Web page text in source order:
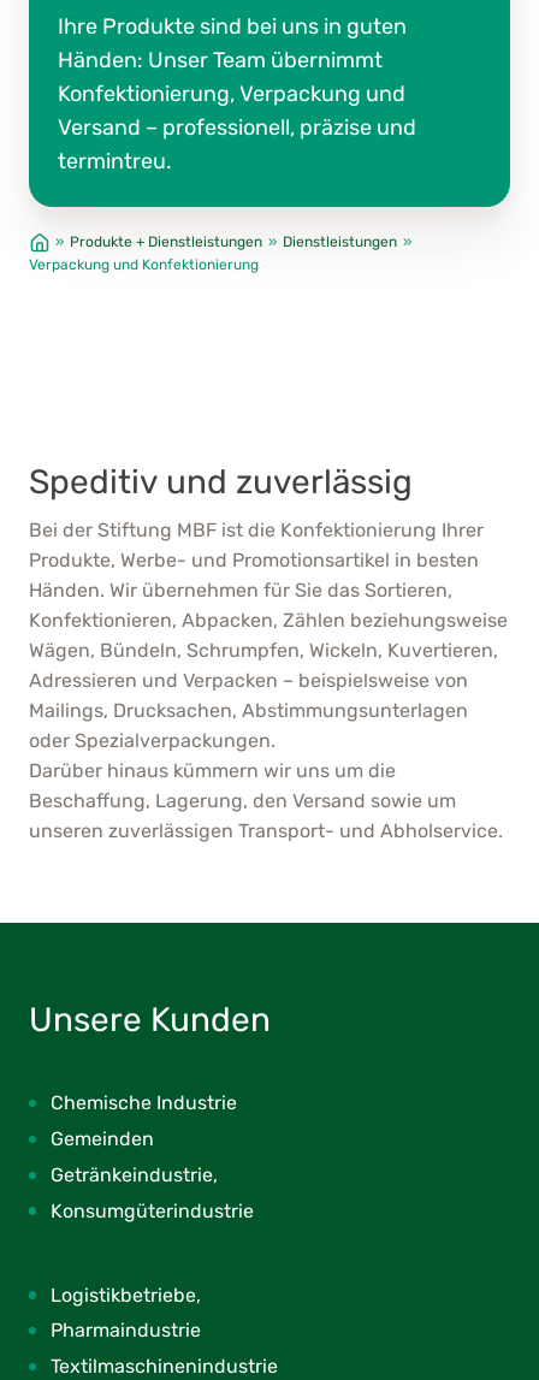
Ihre Produkte sind bei uns in guten
Händen: Unser Team übernimmt
Konfektionierung, Verpackung und
Versand – professionell, präzise und
termintreu.
» Produkte + Dienstleistungen » Dienstleistungen »
Verpackung und Konfektionierung
Speditiv und zuverlässig
Bei der Stiftung MBF ist die Konfektionierung Ihrer
Produkte, Werbe- und Promotionsartikel in besten
Händen. Wir übernehmen für Sie das Sortieren,
Konfektionieren, Abpacken, Zählen beziehungsweise
Wägen, Bündeln, Schrumpfen, Wickeln, Kuvertieren,
Adressieren und Verpacken – beispielsweise von
Mailings, Drucksachen, Abstimmungsunterlagen
oder Spezialverpackungen.
Darüber hinaus kümmern wir uns um die
Beschaffung, Lagerung, den Versand sowie um
unseren zuverlässigen Transport- und Abholservice.
Unsere Kunden
Chemische Industrie
Gemeinden
Getränkeindustrie,
Konsumgüterindustrie
Logistikbetriebe,
Pharmaindustrie
Textilmaschinenindustrie